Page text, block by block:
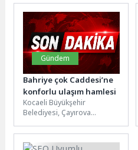
geliştirilmesi...
Gündem
Bahriye çok Caddesi’ne
konforlu ulaşım hamlesi
Kocaeli Büyükşehir
Belediyesi, Çayırova
artırmak ve vatandaşların
daha güvenli, konforlu